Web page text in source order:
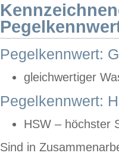
Pegelkennwert:
gleichwertiger
Pegelkennwert:
HSW – höchster
Sind in